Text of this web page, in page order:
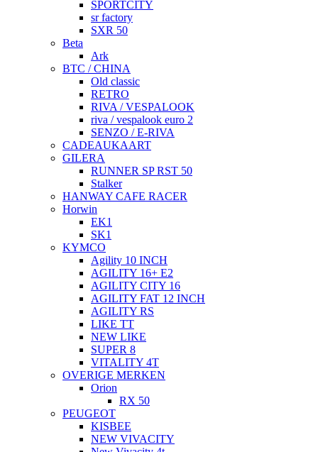
SPORTCITY
sr factory
SXR 50
Beta
Ark
BTC / CHINA
Old classic
RETRO
RIVA / VESPALOOK
riva / vespalook euro 2
SENZO / E-RIVA
CADEAUKAART
GILERA
RUNNER SP RST 50
Stalker
HANWAY CAFE RACER
Horwin
EK1
SK1
KYMCO
Agility 10 INCH
AGILITY 16+ E2
AGILITY CITY 16
AGILITY FAT 12 INCH
AGILITY RS
LIKE TT
NEW LIKE
SUPER 8
VITALITY 4T
OVERIGE MERKEN
Orion
RX 50
PEUGEOT
KISBEE
NEW VIVACITY